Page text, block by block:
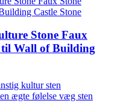
Stone Faux
til Wall of Building